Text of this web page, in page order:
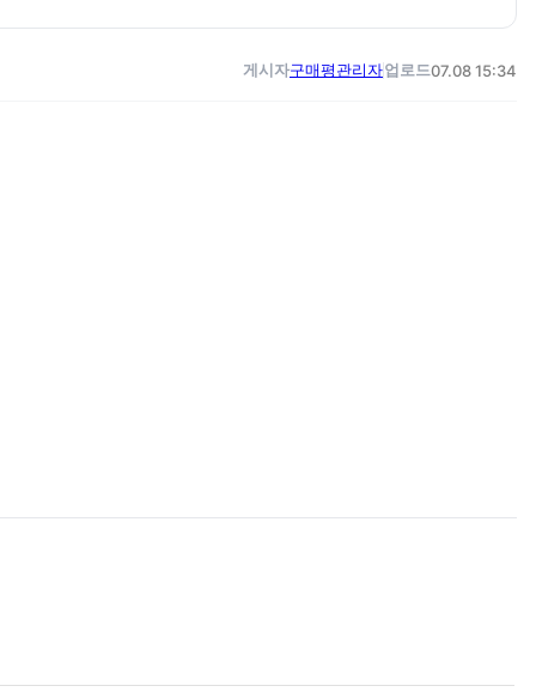
게시자구매평관리자업로드07.08 15:34